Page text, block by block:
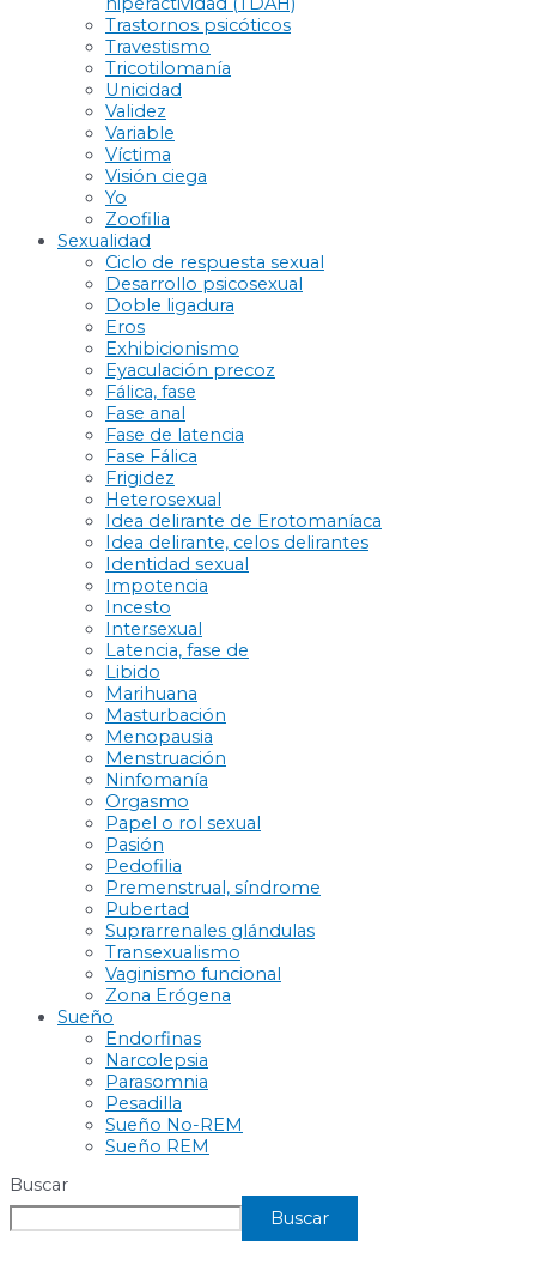
Trastornos psicóticos
Travestismo
Tricotilomanía
Unicidad
Validez
Variable
Víctima
Visión ciega
Yo
Zoofilia
Sexualidad
Ciclo de respuesta sexual
Desarrollo psicosexual
Doble ligadura
Eros
Exhibicionismo
Eyaculación precoz
Fálica, fase
Fase anal
Fase de latencia
Fase Fálica
Frigidez
Heterosexual
Idea delirante de Erotomaníaca
Idea delirante, celos delirantes
Identidad sexual
Impotencia
Incesto
Intersexual
Latencia, fase de
Libido
Marihuana
Masturbación
Menopausia
Menstruación
Ninfomanía
Orgasmo
Papel o rol sexual
Pasión
Pedofilia
Premenstrual, síndrome
Pubertad
Suprarrenales glándulas
Transexualismo
Vaginismo funcional
Zona Erógena
Sueño
Endorfinas
Narcolepsia
Parasomnia
Pesadilla
Sueño No-REM
Sueño REM
Buscar
Buscar